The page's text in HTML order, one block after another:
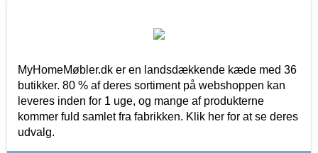
MyHomeMøbler.dk er en landsdækkende kæde med 36
butikker. 80 % af deres sortiment på webshoppen kan
leveres inden for 1 uge, og mange af produkterne
kommer fuld samlet fra fabrikken. Klik her for at se deres
udvalg.